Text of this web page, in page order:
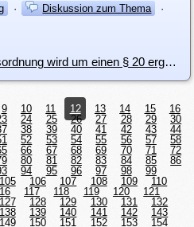
· Diskussion zum Thema
·
i6682: Die Bundesgeschäftsordnung wird um einen § 20 ergänzt - Zuständigkeiten und Grundsätze in der Außenvertretung
9 10 11 12 13 14 15
16
24 25 26 27 28 29
30
38 39 40 41 42 43
44
52 53 54 55 56 57
58
66 67 68 69 70 71
72
80 81 82 83 84 85
86
94 95 96 97 98
99
105 106 107 108 109
110
117 118 119 120
121
127 128 129 130 131
132
138 139 140 141 142
143
149 150 151 152 153 154